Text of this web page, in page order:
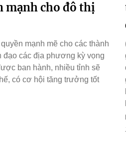
mạnh cho đô thị
mạnh mẽ cho các thành
đạo các địa phương kỳ vọng
ban hành, nhiều tỉnh sẽ
có cơ hội tăng trưởng tốt